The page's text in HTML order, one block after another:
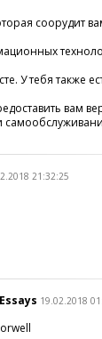
соорудит
У тебя
вам
21:32:25
19.02.2018